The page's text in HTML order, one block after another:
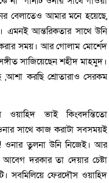
বেলাতেও আমার মনে হয়েছে,
এমনই আন্তরিকতার সাথে উনি
সময়। আর গোলাম মোর্শেদ
সাজিয়েছেন শহীদ মাহমুদ।
করছি শ্রোতারাও সেরকম
ওয়াহিদ ভাই কিংবদন্তিতো
সাথে কাজ করাটা সবসময়ই
তুলনা উনি নিজেই। আর
দরকার তা দেয়ার চেষ্টা
সবমিলিয়ে ফেরদৌস ওয়াহিদ